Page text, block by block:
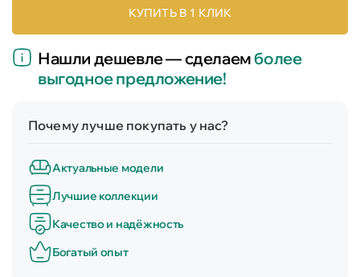
КУПИТЬ В 1 КЛИК
Нашли дешевле — сделаемболее
выгодное предложение!
Почему лучше покупать у нас?
Актуальные модели
Лучшие коллекции
Качество и надёжность
Богатый опыт